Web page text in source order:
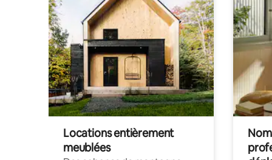
Locations entièrement
meublées